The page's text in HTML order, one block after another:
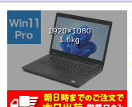
1920×1080
1.6kg